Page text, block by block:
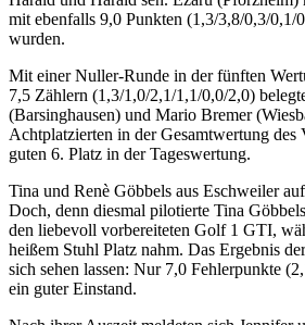
mit ebenfalls 9,0 Punkten (1,3/3,8/0,3/0,1/
wurden.
Mit einer Nuller-Runde in der fünften
7,5 Zählern (1,3/1,0/2,1/1,1/0,0/2,0)
(Barsinghausen) und Mario Bremer
Achtplatzierten in der Gesamtwertung des
guten 6. Platz in der Tageswertung.
Tina und Renè Göbbels aus Eschweiler
Doch, denn diesmal pilotierte Tina
den liebevoll vorbereiteten Golf 1 GTI,
heißem Stuhl Platz nahm. Das Ergebnis
sich sehen lassen: Nur 7,0 Fehlerpunkte
ein guter Einstand.